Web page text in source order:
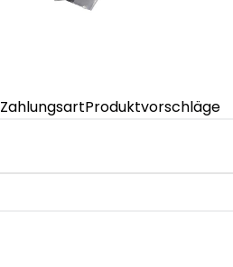
ZahlungsartProduktvorschläge